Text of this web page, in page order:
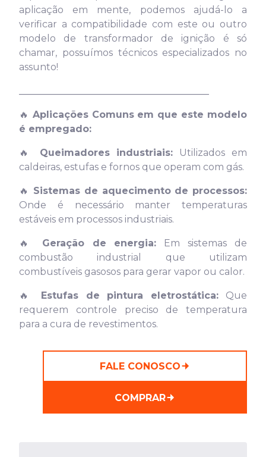
aplicação em mente, podemos ajudá-lo a
verificar a compatibilidade com este ou outro
modelo de transformador de ignição é só
chamar, possuímos técnicos especializados no
assunto!
🔥 Aplicações Comuns em que este modelo
é empregado:
🔥 Queimadores industriais: Utilizados em
caldeiras, estufas e fornos que operam com gás.
🔥
Sistemas de aquecimento de processos:
Onde é necessário manter temperaturas
estáveis em processos industriais.
🔥 Geração de energia: Em sistemas de
combustão industrial que utilizam
combustíveis gasosos para gerar vapor ou calor.
🔥 Estufas de pintura eletrostática: Que
requerem controle preciso de temperatura
para a cura de revestimentos.
FALE CONOSCO
COMPRAR